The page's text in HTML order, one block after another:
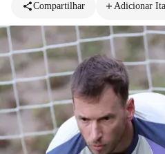
Compartilhar
Adicionar